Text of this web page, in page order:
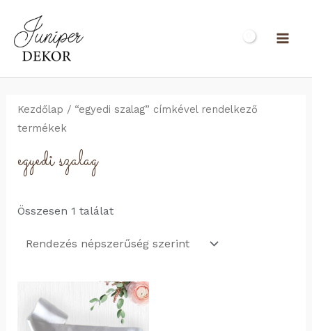
content
Kezdőlap / “egyedi szalag” címkével rendelkező
termékek
egyedi szalag
Összesen 1 találat